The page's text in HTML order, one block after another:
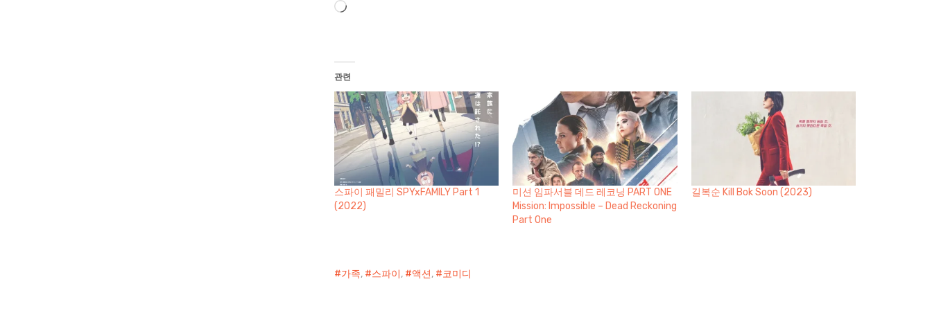
로
관련
스파이 패밀리 SPYxFAMILY Part 1
(2022)
미션 임파서블 데드 레코닝 PART ONE
Mission: Impossible – Dead Reckoning
Part One
길복순 Kill Bok Soon (2023)
가족, 스파이, 액션, 코미디